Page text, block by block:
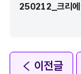
250212_크리에
이전글